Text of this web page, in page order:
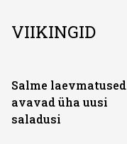
VIIKINGID
Salme laevmatused
avavad üha uusi
saladusi